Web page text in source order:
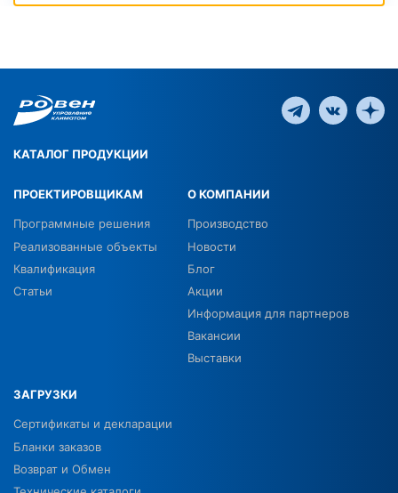
КАТАЛОГ ПРОДУКЦИИ
ПРОЕКТИРОВЩИКАМ
Программные решения
Реализованные объекты
Квалификация
Статьи
О КОМПАНИИ
Производство
Новости
Блог
Акции
Информация для партнеров
Вакансии
Выставки
ЗАГРУЗКИ
Сертификаты и декларации
Бланки заказов
Возврат и Обмен